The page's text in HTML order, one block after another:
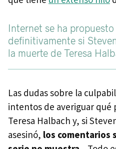
Internet se ha
definitivamente si
la muerte de Teresa
Las dudas sobre la
intentos de averiguar qué
Teresa Halbach y, si
asesinó, los comentarios